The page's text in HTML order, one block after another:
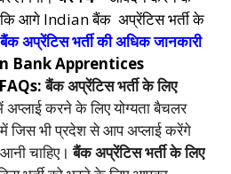
कि आगे Indian बैंक अप्रेंटिस भर्ती के
बैंक अप्रेंटिस भर्ती की अधिक जानकारी
Bank Apprentices
बैंक अप्रेंटिस भर्ती के लिए
करने के लिए योग्यता बैचलर
में जिस भी प्रदेश से आप अप्लाई करेंगे
चाहिए। बैंक अप्रेंटिस भर्ती के लिए